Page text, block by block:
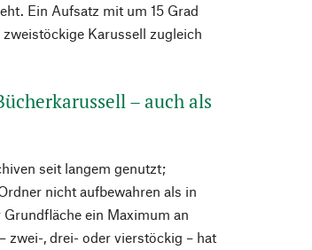
Ein Aufsatz mit um 15 Grad
Karussell zugleich
– auch als
seit langem genutzt;
nicht aufbewahren als in
ein Maximum an
zwei-, drei- oder vierstöckig – hat